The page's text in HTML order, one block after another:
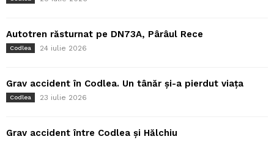
Autotren răsturnat pe DN73A, Pârâul Rece
Codlea 24 iulie 2026
Grav accident în Codlea. Un tânăr și-a pierdut viața
Codlea 23 iulie 2026
Grav accident între Codlea și Hălchiu